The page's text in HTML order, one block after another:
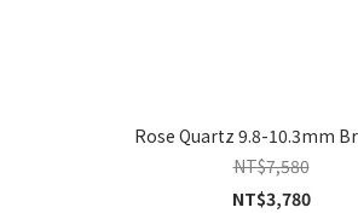
Rose Quartz 9.8-10.3mm
NT$7,580
NT$3,780